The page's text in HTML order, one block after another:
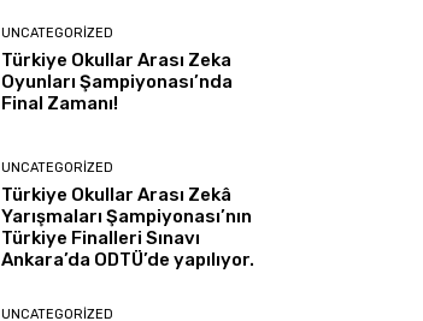
UNCATEGORIZED
Türkiye Okullar Arası Zeka
Oyunları Şampiyonası’nda
Final Zamanı!
UNCATEGORIZED
Türkiye Okullar Arası Zekâ
Yarışmaları Şampiyonası’nın
Türkiye Finalleri Sınavı
Ankara’da ODTÜ’de yapılıyor.
UNCATEGORIZED